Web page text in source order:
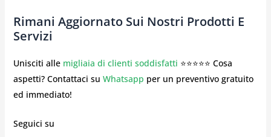
Rimani Aggiornato Sui Nostri Prodotti E
Servizi
Unisciti alle migliaia di clienti soddisfatti ⭐⭐⭐⭐⭐ Cosa
aspetti? Contattaci su Whatsapp per un preventivo gratuito
ed immediato!
Seguici su